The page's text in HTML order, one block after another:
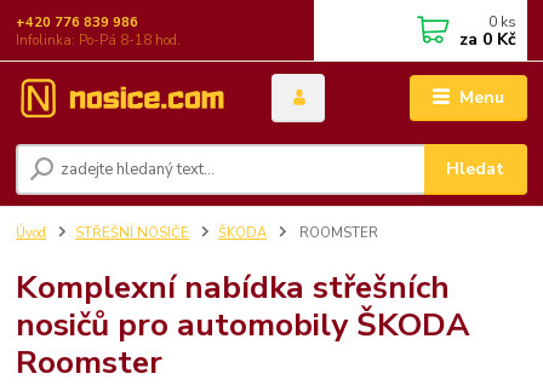
Menu
Hledat
+420 776 839 986
Infolinka: Po-Pá 8-18 hod.
0 ks
za 0 Kč
Úvod STŘEŠNÍ NOSIČE ŠKODA ROOMSTER
Komplexní nabídka střešních
nosičů pro automobily ŠKODA
Roomster